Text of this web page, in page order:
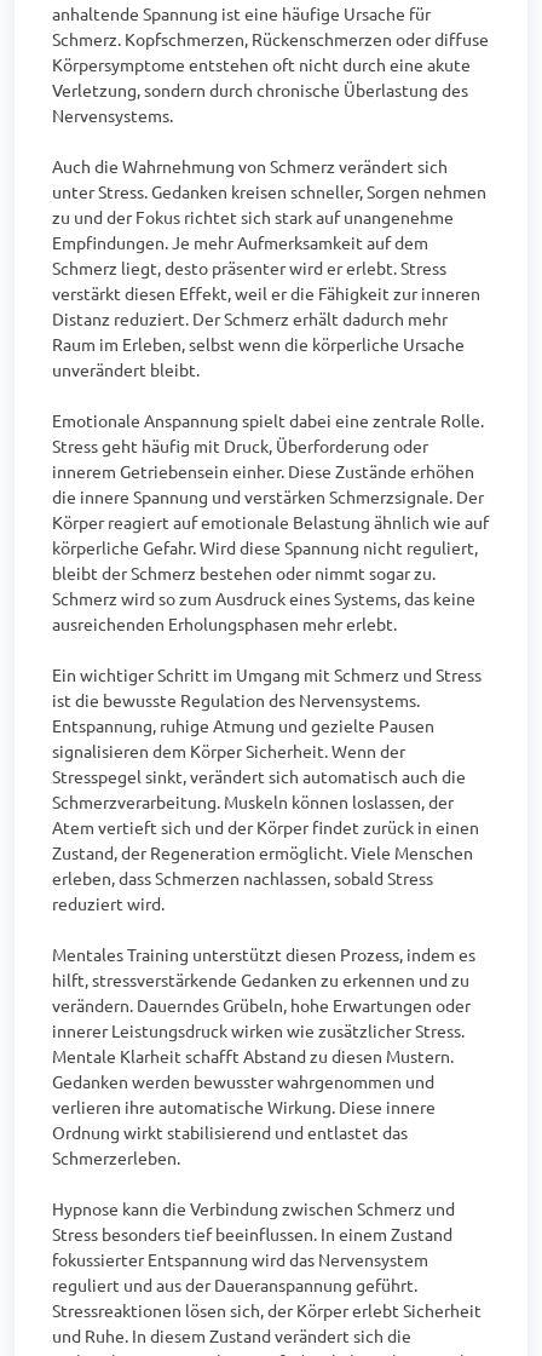
anhaltende Spannung ist eine häufige Ursache für
Schmerz. Kopfschmerzen, Rückenschmerzen oder diffuse
Körpersymptome entstehen oft nicht durch eine akute
Verletzung, sondern durch chronische Überlastung des
Nervensystems.
Auch die Wahrnehmung von Schmerz verändert sich
unter Stress. Gedanken kreisen schneller, Sorgen nehmen
zu und der Fokus richtet sich stark auf unangenehme
Empfindungen. Je mehr Aufmerksamkeit auf dem
Schmerz liegt, desto präsenter wird er erlebt. Stress
verstärkt diesen Effekt, weil er die Fähigkeit zur inneren
Distanz reduziert. Der Schmerz erhält dadurch mehr
Raum im Erleben, selbst wenn die körperliche Ursache
unverändert bleibt.
Emotionale Anspannung spielt dabei eine zentrale Rolle.
Stress geht häufig mit Druck, Überforderung oder
innerem Getriebensein einher. Diese Zustände erhöhen
die innere Spannung und verstärken Schmerzsignale. Der
Körper reagiert auf emotionale Belastung ähnlich wie auf
körperliche Gefahr. Wird diese Spannung nicht reguliert,
bleibt der Schmerz bestehen oder nimmt sogar zu.
Schmerz wird so zum Ausdruck eines Systems, das keine
ausreichenden Erholungsphasen mehr erlebt.
Ein wichtiger Schritt im Umgang mit Schmerz und Stress
ist die bewusste Regulation des Nervensystems.
Entspannung, ruhige Atmung und gezielte Pausen
signalisieren dem Körper Sicherheit. Wenn der
Stresspegel sinkt, verändert sich automatisch auch die
Schmerzverarbeitung. Muskeln können loslassen, der
Atem vertieft sich und der Körper findet zurück in einen
Zustand, der Regeneration ermöglicht. Viele Menschen
erleben, dass Schmerzen nachlassen, sobald Stress
reduziert wird.
Mentales Training unterstützt diesen Prozess, indem es
hilft, stressverstärkende Gedanken zu erkennen und zu
verändern. Dauerndes Grübeln, hohe Erwartungen oder
innerer Leistungsdruck wirken wie zusätzlicher Stress.
Mentale Klarheit schafft Abstand zu diesen Mustern.
Gedanken werden bewusster wahrgenommen und
verlieren ihre automatische Wirkung. Diese innere
Ordnung wirkt stabilisierend und entlastet das
Schmerzerleben.
Hypnose kann die Verbindung zwischen Schmerz und
Stress besonders tief beeinflussen. In einem Zustand
fokussierter Entspannung wird das Nervensystem
reguliert und aus der Daueranspannung geführt.
Stressreaktionen lösen sich, der Körper erlebt Sicherheit
und Ruhe. In diesem Zustand verändert sich die